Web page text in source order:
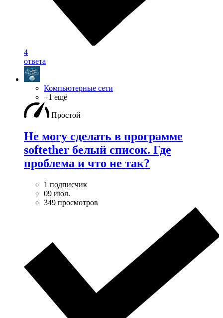
4
ответа
Компьютерные сети
+1 ещё
Простой
Не могу сделать в программе
softether белый список. Где
проблема и что не так?
1 подписчик
09 июл.
349 просмотров